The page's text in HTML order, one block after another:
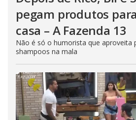
pegam produtos
casa – A Fazenda 13
Não é só o humorista que aproveita
shampoos na mala